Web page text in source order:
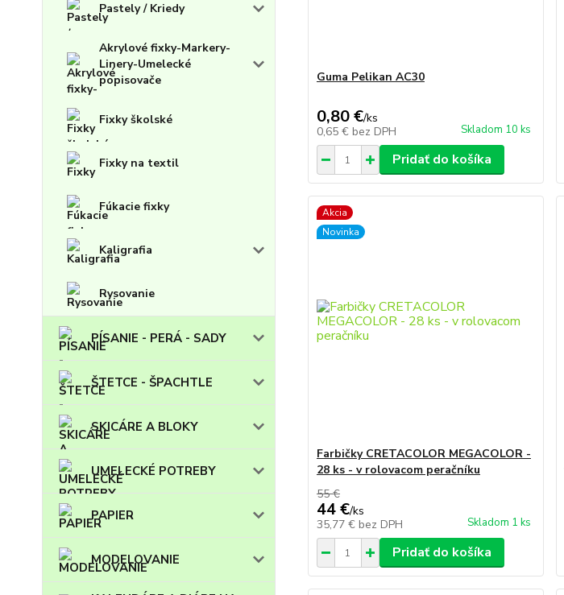
Pastely / Kriedy
Akrylové fixky-Markery-
Linery-Umelecké
popisovače
Fixky školské
Fixky na textil
Fúkacie fixky
Kaligrafia
Rysovanie
PÍSANIE - PERÁ - SADY
ŠTETCE - ŠPACHTLE
SKICÁRE A BLOKY
UMELECKÉ POTREBY
PAPIER
MODELOVANIE
Guma Pelikan AC30
0,80 €/ks
0,65 € bez DPH Skladom 10 ks
Pridať do košíka
Akcia
Novinka
Farbičky CRETACOLOR MEGACOLOR -
28 ks - v rolovacom peračníku
55 €
44 €/ks
35,77 € bez DPH Skladom 1 ks
Pridať do košíka